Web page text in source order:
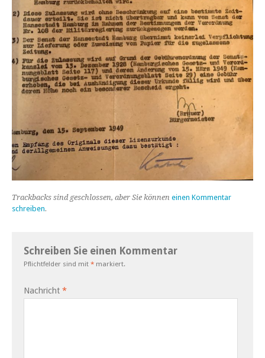
Trackbacks sind geschlossen, aber Sie können einen Kommentar
schreiben.
Schreiben Sie einen Kommentar
Pflichtfelder sind mit * markiert.
Nachricht *